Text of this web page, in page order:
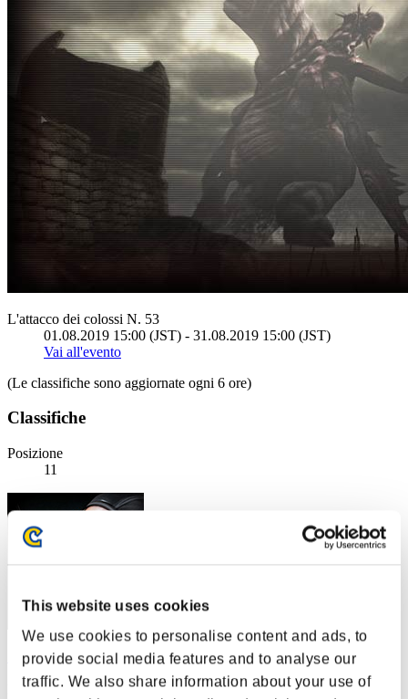
This website uses cookies
We use cookies to personalise content and ads, to
provide social media features and to analyse our
traffic. We also share information about your use of
L'attacco dei colossi N. 53
01.08.2019 15:00 (JST) - 31.08.2019 15:00 (JST)
Vai all'evento
(Le classifiche sono aggiornate ogni 6 ore)
Classifiche
Posizione
11
ゆうせい1
Punteggio:58437775